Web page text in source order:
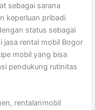
sebagai sarana
keperluan pribadi
status sebagai
jasa rental mobil Bogor
mobil yang bisa
pendukung rutinitas
rentalanmobil